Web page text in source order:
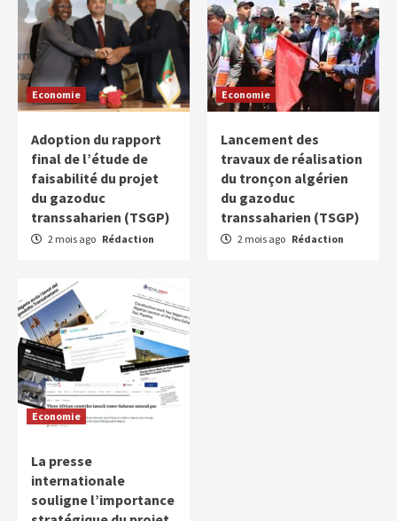
Economie
Adoption du rapport
final de l’étude de
faisabilité du projet
du gazoduc
transsaharien (TSGP)
2 mois ago Rédaction
Economie
Lancement des
travaux de réalisation
du tronçon algérien
du gazoduc
transsaharien (TSGP)
2 mois ago Rédaction
Economie
La presse
internationale
souligne l’importance